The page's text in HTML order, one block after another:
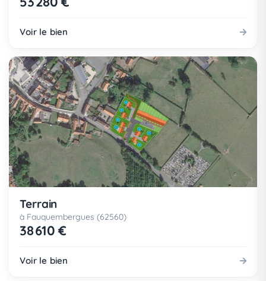
Voir le bien
Terrain
à Fauquembergues (62560)
38 610 €
Voir le bien